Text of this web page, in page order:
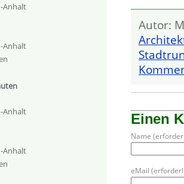
Autor:
Einen
Name
eMail
Anhalt
Anhalt
Anhalt
Anhalt